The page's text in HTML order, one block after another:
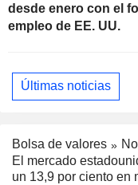
desde enero con el
empleo de EE. UU.
Últimas noticias
Bolsa de valores
El mercado
un 13,9 por ciento en